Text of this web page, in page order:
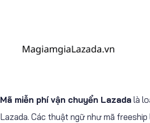
Mã miễn phí vận chuyển Lazadalà
Lazada. Các thuật ngữ như mã